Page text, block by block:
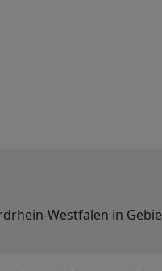
Westfalen in